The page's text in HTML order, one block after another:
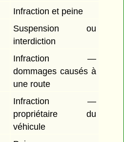
Infraction et peine
Suspension ou
interdiction
Infraction —
dommages causés à
une route
Infraction —
propriétaire du
véhicule